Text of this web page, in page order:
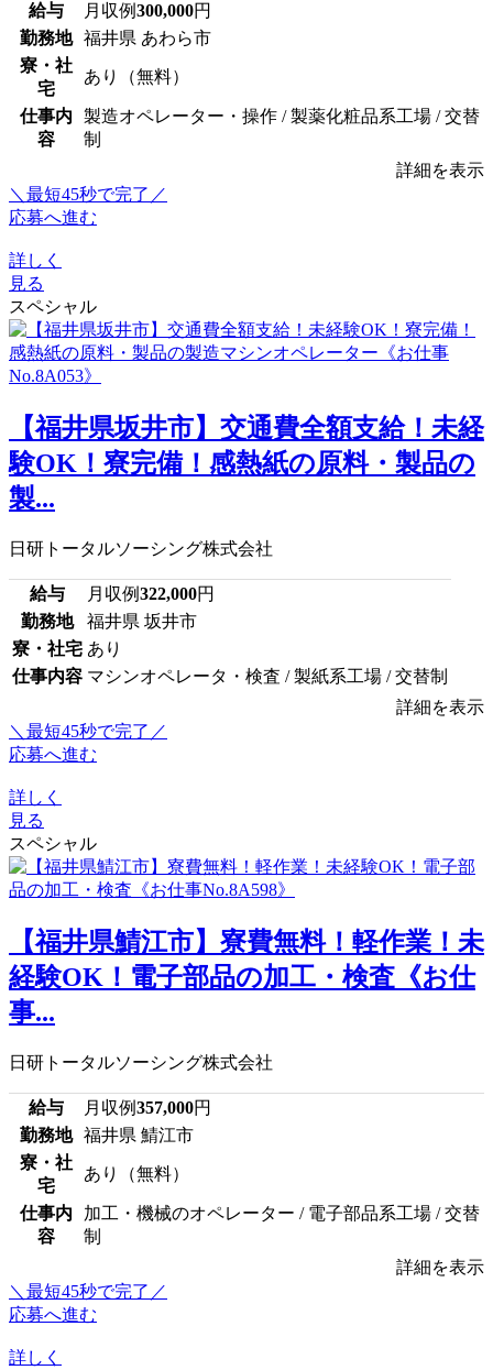
給与 月収例300,000円
勤務地
福井県 あわら市
寮・社
宅
あり（無料）
仕事内
容
製造オペレーター・操作 / 製薬化粧品系工場 / 交替
制
詳細を表示
＼最短45秒で完了／
応募へ進む
詳しく
見る
スペシャル
【福井県坂井市】交通費全額支給！未経
験OK！寮完備！感熱紙の原料・製品の
製...
日研トータルソーシング株式会社
給与 月収例322,000円
勤務地
福井県 坂井市
寮・社宅 あり
仕事内容 マシンオペレータ・検査 / 製紙系工場 / 交替制
詳細を表示
＼最短45秒で完了／
応募へ進む
詳しく
見る
スペシャル
【福井県鯖江市】寮費無料！軽作業！未
経験OK！電子部品の加工・検査《お仕
事...
日研トータルソーシング株式会社
給与 月収例357,000円
勤務地
福井県 鯖江市
寮・社
宅
あり（無料）
仕事内
容
加工・機械のオペレーター / 電子部品系工場 / 交替
制
詳細を表示
＼最短45秒で完了／
応募へ進む
詳しく